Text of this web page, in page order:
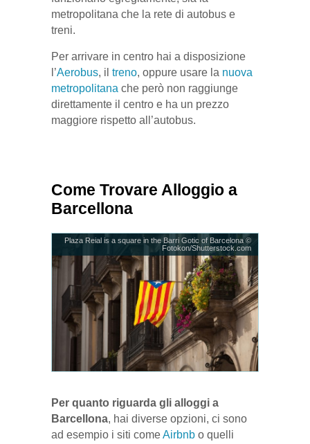
metropolitana che la rete di autobus e
treni.
Per arrivare in centro hai a disposizione
l’Aerobus, il treno, oppure usare la nuova
metropolitana che però non raggiunge
direttamente il centro e ha un prezzo
maggiore rispetto all’autobus.
Come Trovare Alloggio a
Barcellona
Plaza Reial is a square in the Barri Gotic of Barcelona ©
Fotokon/Shutterstock.com
Per quanto riguarda gli alloggi a
Barcellona, hai diverse opzioni, ci sono
ad esempio i siti comeAirbnb o quelli